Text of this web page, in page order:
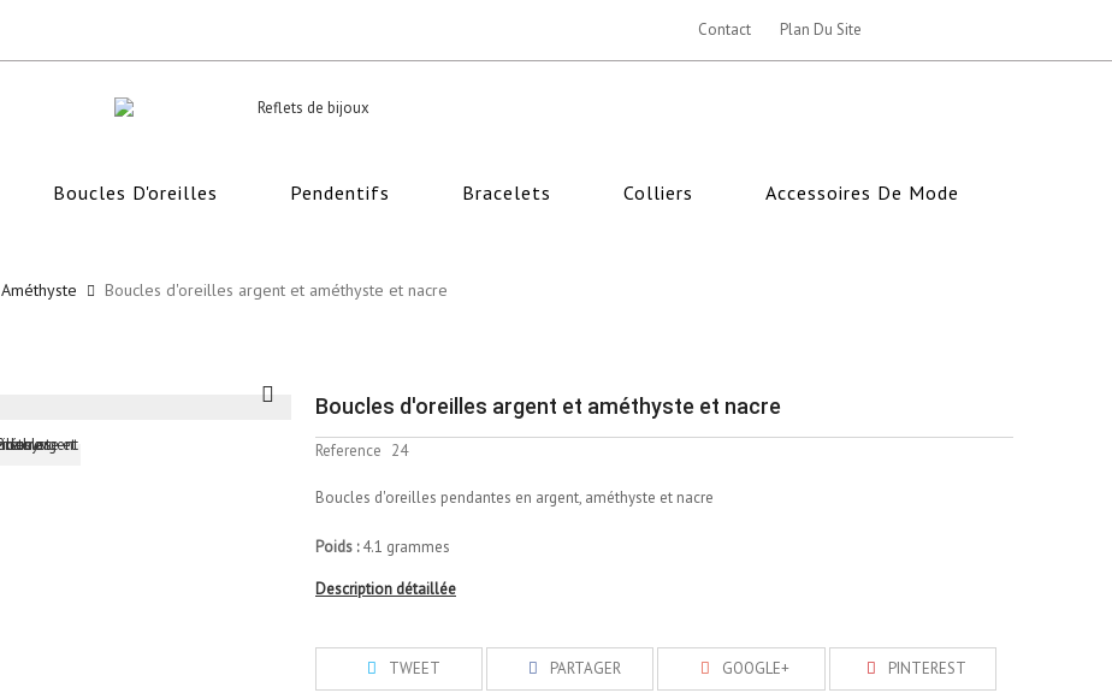
Contact Plan Du Site
Boucles D'oreilles Pendentifs Bracelets Colliers Accessoires De Mode
Améthyste Boucles d'oreilles argent et améthyste et nacre
Boucles d'oreilles argent et améthyste et nacre
Reference 24
Boucles d'oreilles pendantes en argent, améthyste et nacre
Poids :4.1 grammes
Description détaillée
TWEET PARTAGER GOOGLE+ PINTEREST